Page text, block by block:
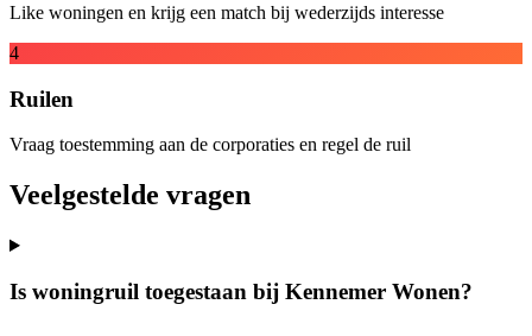
Like woningen en krijg een match bij wederzijds interesse
4
Ruilen
Vraag toestemming aan de corporaties en regel de ruil
Veelgestelde vragen
Is woningruil toegestaan bij Kennemer Wonen?